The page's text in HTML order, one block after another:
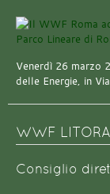
Venerdì 26 marzo
delle Energie, in
WWF
Consiglio